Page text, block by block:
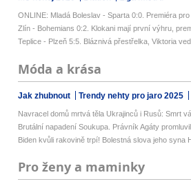
ONLINE: Mladá Boleslav - Sparta 0:0. Premiéra pro
Zlín - Bohemians 0:2. Klokani mají první výhru,
Teplice - Plzeň 5:5. Bláznivá přestřelka, Viktoria
Móda a krása
Jak zhubnout Trendy nehty pro jaro 2025
Navracel domů mrtvá těla Ukrajinců i Rusů: Smrt
Brutální napadení Soukupa. Právník Agáty promluvil
Biden kvůli rakovině trpí! Bolestná slova jeho syna
Pro ženy a maminky